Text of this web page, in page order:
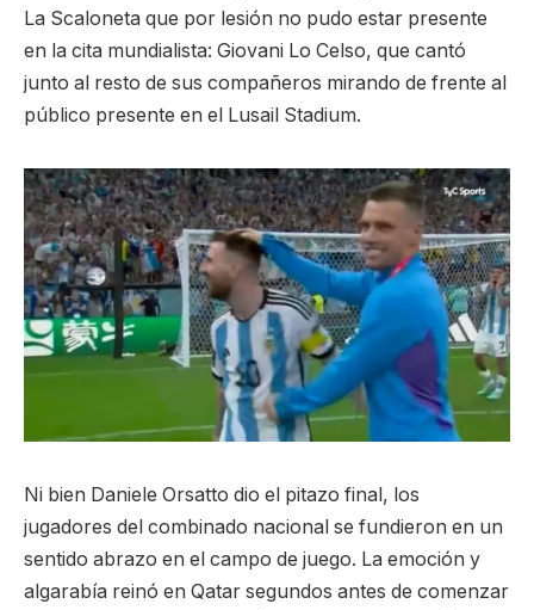
La Scaloneta que por lesión no pudo estar presente
en la cita mundialista: Giovani Lo Celso, que cantó
junto al resto de sus compañeros mirando de frente al
público presente en el Lusail Stadium.
Ni bien Daniele Orsatto dio el pitazo final, los
jugadores del combinado nacional se fundieron en un
sentido abrazo en el campo de juego. La emoción y
algarabía reinó en Qatar segundos antes de comenzar